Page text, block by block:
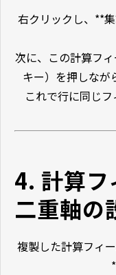
右クリックし、**
次に、この計算フ
キー）を押しなが
これで行に同じ
4. 計算フ
二重軸の
複製した計算フィ